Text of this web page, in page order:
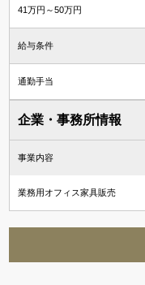
41万円～50万円
給与条件
通勤手当
企業・事務所情報
事業内容
業務用オフィス家具販売